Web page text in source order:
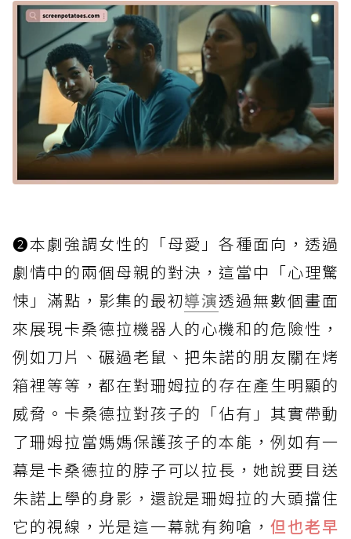
➋本劇強調女性的「母愛」各種面向，透過
劇情中的兩個母親的對決，這當中「心理驚
悚」滿點，影集的最初導演透過無數個畫面
來展現卡桑德拉機器人的心機和的危險性，
例如刀片、碾過老鼠、把朱諾的朋友關在烤
箱裡等等，都在對珊姆拉的存在產生明顯的
威脅。卡桑德拉對孩子的「佔有」其實帶動
了珊姆拉當媽媽保護孩子的本能，例如有一
幕是卡桑德拉的脖子可以拉長，她說要目送
朱諾上學的身影，還說是珊姆拉的大頭擋住
它的視線，光是這一幕就有夠嗆，但也老早